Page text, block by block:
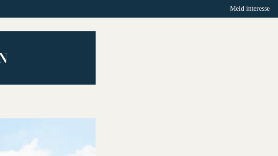
Meld interesse